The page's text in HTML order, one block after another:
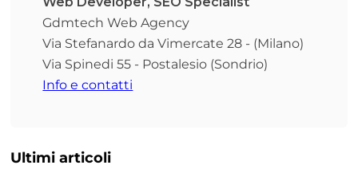
Gdmtech Web Agency
Via Stefanardo da Vimercate 28 - (Milano)
Via Spinedi 55 - Postalesio (Sondrio)
Info e contatti
Ultimi articoli